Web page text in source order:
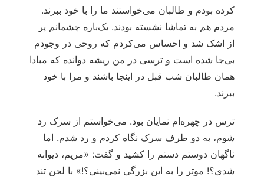
کرده بودم و طالبان می‌خواستند ما را با خود ببرند.
مردم هم به تماشا نشسته بودند. یک‌باره چشمانم پر
از اشک شد و احساس می‌کردم که روحی در وجودم
بی‌جا شده است و ترسی در من ریشه دوانده که مبادا
همان طالبان شب قبل در اینجا باشند و مرا با خود
ببرند.
ترس در چهره‌ام نمایان بود. می‌خواستم از سرک رد
شوم، به دو طرف سرک نگاه کردم و رد شدم. اما
ناگهان دوستم دستم را کشید و گفت: «مریم، دیوانه
شدی؟! موتر را به این بزرگی نمی‌بینی؟!» با لحن تند